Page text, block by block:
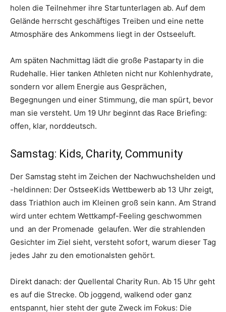
holen die Teilnehmer ihre Startunterlagen ab. Auf dem
Gelände herrscht geschäftiges Treiben und eine nette
Atmosphäre des Ankommens liegt in der Ostseeluft.
Am späten Nachmittag lädt die große Pastaparty in die
Rudehalle. Hier tanken Athleten nicht nur Kohlenhydrate,
sondern vor allem Energie aus Gesprächen,
Begegnungen und einer Stimmung, die man spürt, bevor
man sie versteht. Um 19 Uhr beginnt das Race Briefing:
offen, klar, norddeutsch.
Samstag: Kids, Charity, Community
Der Samstag steht im Zeichen der Nachwuchshelden und
-heldinnen: Der OstseeKids Wettbewerb ab 13 Uhr zeigt,
dass Triathlon auch im Kleinen groß sein kann. Am Strand
wird unter echtem Wettkampf-Feeling geschwommen
und an der Promenade gelaufen. Wer die strahlenden
Gesichter im Ziel sieht, versteht sofort, warum dieser Tag
jedes Jahr zu den emotionalsten gehört.
Direkt danach: der Quellental Charity Run. Ab 15 Uhr geht
es auf die Strecke. Ob joggend, walkend oder ganz
entspannt, hier steht der gute Zweck im Fokus: Die